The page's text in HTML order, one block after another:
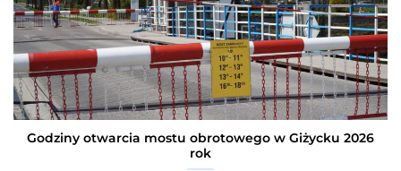
Godziny otwarcia mostu obrotowego w Giżycku 2026
rok